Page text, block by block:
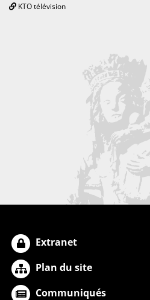
KTO télévision
Extranet
Plan du site
Communiqués